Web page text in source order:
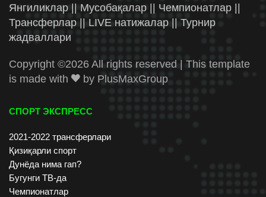
Янгиликлар || Мусобақалар || Чемпионатлар ||
Трансферлар || LIVE натижалар || Турнир
жадваллари
Copyright ©2026 All rights reserved | This template
is made with
by PlusMaxGroup
СПОРТ ЭКСПРЕСС
2021-2022 трансферлари
Қизиқарли спорт
Дунёда нима гап?
Бугунги ТВ-да
Чемпионатлар